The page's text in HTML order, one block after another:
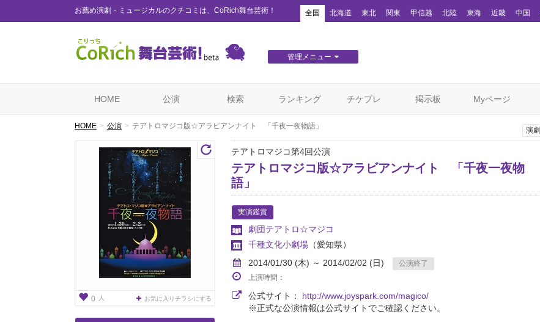
お薦め演劇・ミュージカルのクチコミは、CoRich舞台芸術！ 全国 北海道 東北 関東 甲信越 北陸 東海 近畿 中国
管理メニュー
HOME 公演 検索 ランキング チケプレ 掲示板 Myページ
HOME 公演 テアトロマジコ版☆アラビアンナイト 「千夜一夜物語」
0 人 お気に入りチラシにする
演劇
テアトロマジコ第4回公演
テアトロマジコ版☆アラビアンナイト 「千夜一夜物
語」
実演鑑賞
劇団テアトロ☆マジコ
千種文化小劇場 （愛知県）
2014/01/30 (木) ～ 2014/02/02 (日)
公演終了
上演時間：
公式サイト： http://www.joyspark.com/magico/
※正式な公演情報は公式サイトでご確認ください。